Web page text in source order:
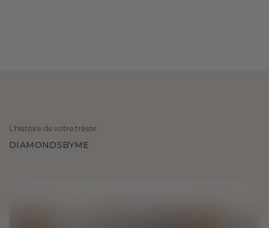
L'histoire de votre trésor
DIAMONDSBYME